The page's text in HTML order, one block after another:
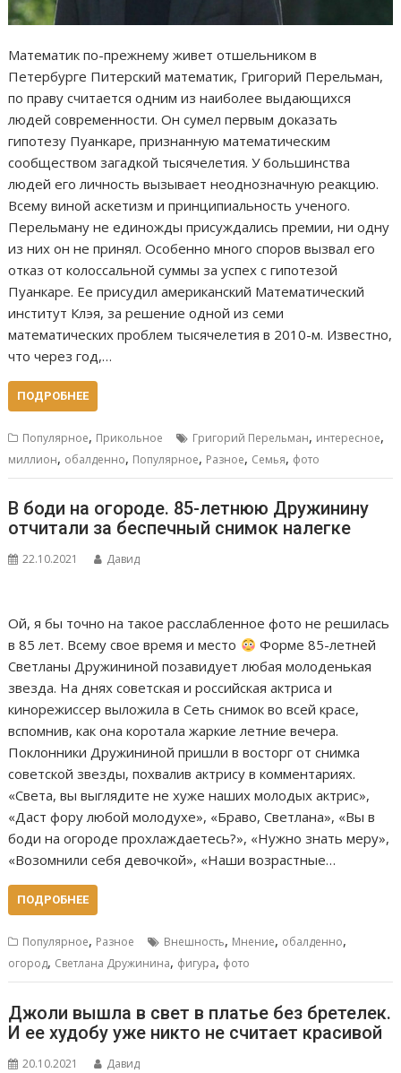
Математик по-прежнему живет отшельником в
Петербурге Питерский математик, Григорий Перельман,
по праву считается одним из наиболее выдающихся
людей современности. Он сумел первым доказать
гипотезу Пуанкаре, признанную математическим
сообществом загадкой тысячелетия. У большинства
людей его личность вызывает неоднозначную реакцию.
Всему виной аскетизм и принципиальность ученого.
Перельману не единожды присуждались премии, ни одну
из них он не принял. Особенно много споров вызвал его
отказ от колоссальной суммы за успех с гипотезой
Пуанкаре. Ее присудил американский Математический
институт Клэя, за решение одной из семи
математических проблем тысячелетия в 2010-м. Известно,
что через год,…
ПОДРОБНЕЕ
Популярное, Прикольное Григорий Перельман, интересное,
миллион, обалденно, Популярное, Разное, Семья, фото
В боди на огороде. 85-летнюю Дружинину
отчитали за беспечный снимок налегке
22.10.2021 Давид
Ой, я бы точно на такое расслабленное фото не решилась
в 85 лет. Всему свое время и место
Форме 85-летней
Светланы Дружининой позавидует любая молоденькая
звезда. На днях советская и российская актриса и
кинорежиссер выложила в Сеть снимок во всей красе,
вспомнив, как она коротала жаркие летние вечера.
Поклонники Дружининой пришли в восторг от снимка
советской звезды, похвалив актрису в комментариях.
«Света, вы выглядите не хуже наших молодых актрис»,
«Даст фору любой молодухе», «Браво, Светлана», «Вы в
боди на огороде прохлаждаетесь?», «Нужно знать меру»,
«Возомнили себя девочкой», «Наши возрастные…
ПОДРОБНЕЕ
Популярное, Разное Внешность, Мнение, обалденно,
огород, Светлана Дружинина, фигура, фото
Джоли вышла в свет в платье без бретелек.
И ее худобу уже никто не считает красивой
20.10.2021 Давид